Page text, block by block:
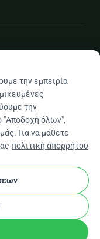
την εμπειρία
την
"Αποδοχή όλων",
Για να μάθετε
πολιτική απορρήτου